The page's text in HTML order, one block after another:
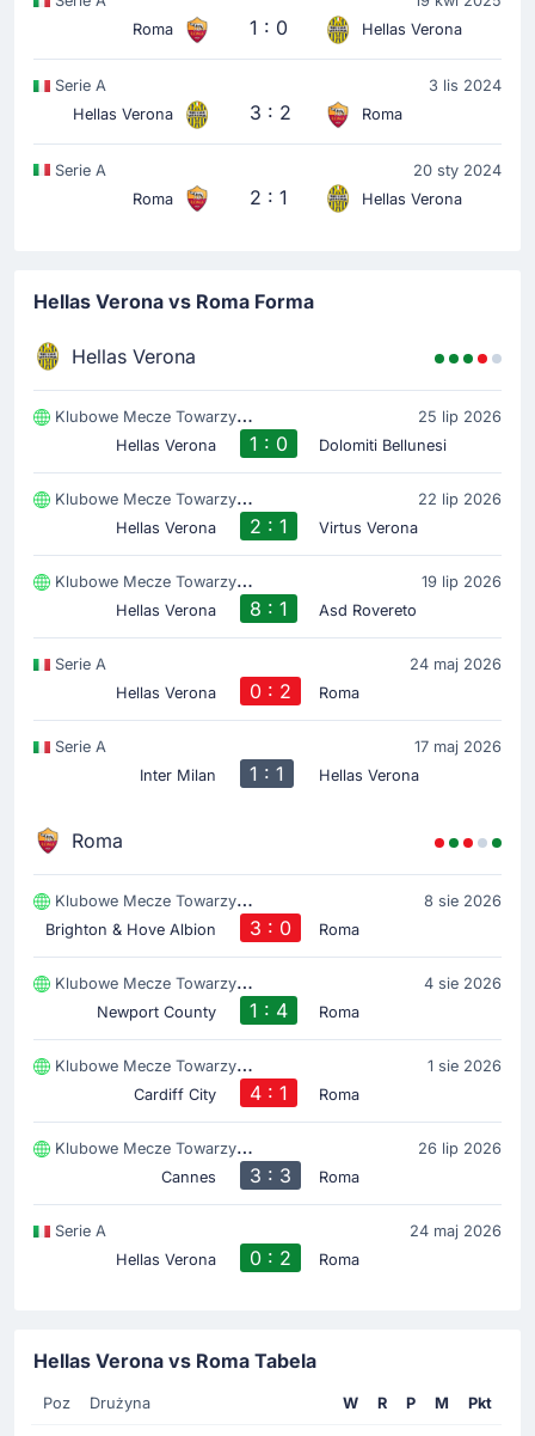
Roma
1 : 0 Hellas Verona
Serie A
3 lis 2024
Hellas Verona
3 : 2 Roma
Serie A
20 sty 2024
Roma
2 : 1 Hellas Verona
Hellas Verona vs Roma Forma
Hellas Verona
Klubowe Mecze Towarzyski
25 lip 2026
Hellas Verona
1 : 0 Dolomiti Bellunesi
Klubowe Mecze Towarzyski
22 lip 2026
Hellas Verona
2 : 1 Virtus Verona
Klubowe Mecze Towarzyski
19 lip 2026
Hellas Verona
8 : 1 Asd Rovereto
Serie A
24 maj 2026
Hellas Verona
0 : 2 Roma
Serie A
17 maj 2026
Inter Milan
1 : 1 Hellas Verona
Roma
Klubowe Mecze Towarzyski
8 sie 2026
Brighton & Hove Albion
3 : 0 Roma
Klubowe Mecze Towarzyski
4 sie 2026
Newport County
1 : 4 Roma
Klubowe Mecze Towarzyski
1 sie 2026
Cardiff City
4 : 1 Roma
Klubowe Mecze Towarzyski
26 lip 2026
Cannes
3 : 3 Roma
Serie A
24 maj 2026
Hellas Verona
0 : 2 Roma
Hellas Verona vs Roma Tabela
Poz Drużyna W R P M Pkt